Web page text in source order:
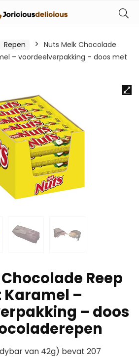
Repen
Nuts Melk Chocolade
– voordeelverpakking – doos met
Reep
Karamel –
– doos
van 42g) bevat 207